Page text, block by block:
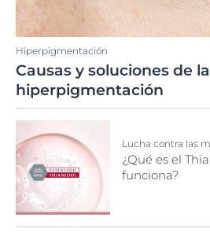
Hiperpigmentación
Causas y soluciones de la
hiperpigmentación
Lucha contra las
¿Qué es el
funciona?